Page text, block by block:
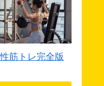
筋トレ完全版